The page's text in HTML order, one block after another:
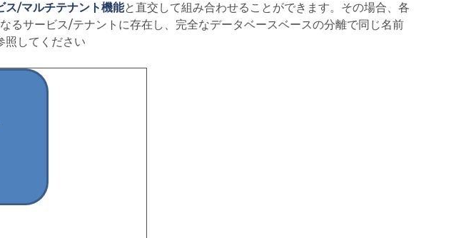
ス/マルチテナント機能と直交して組み合わせることができます。その場合、各
サービス/テナントに存在し、完全なデータベースベースの分離で同じ名前
照してください